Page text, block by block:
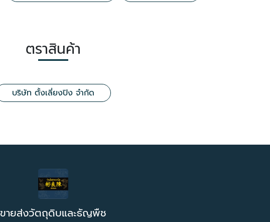
ตราสินค้า
บริษัท ตั้งเลี่ยงปิง จำกัด
ขายส่งวัตถุดิบและธัญพืช